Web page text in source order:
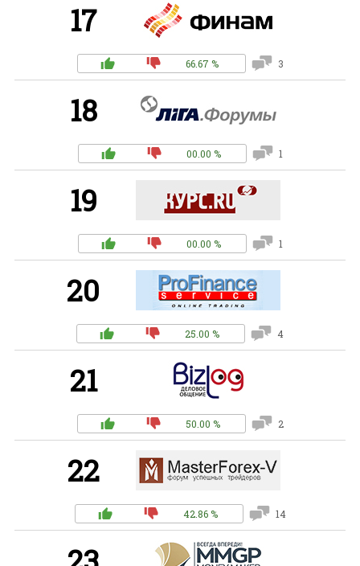
17
66.67 % 3
18
00.00 % 1
19
00.00 % 1
20
25.00 % 4
21
50.00 % 2
22
42.86 % 14